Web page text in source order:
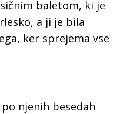
baletom, ki je
a ji je bila
ker sprejema vse
njenih besedah